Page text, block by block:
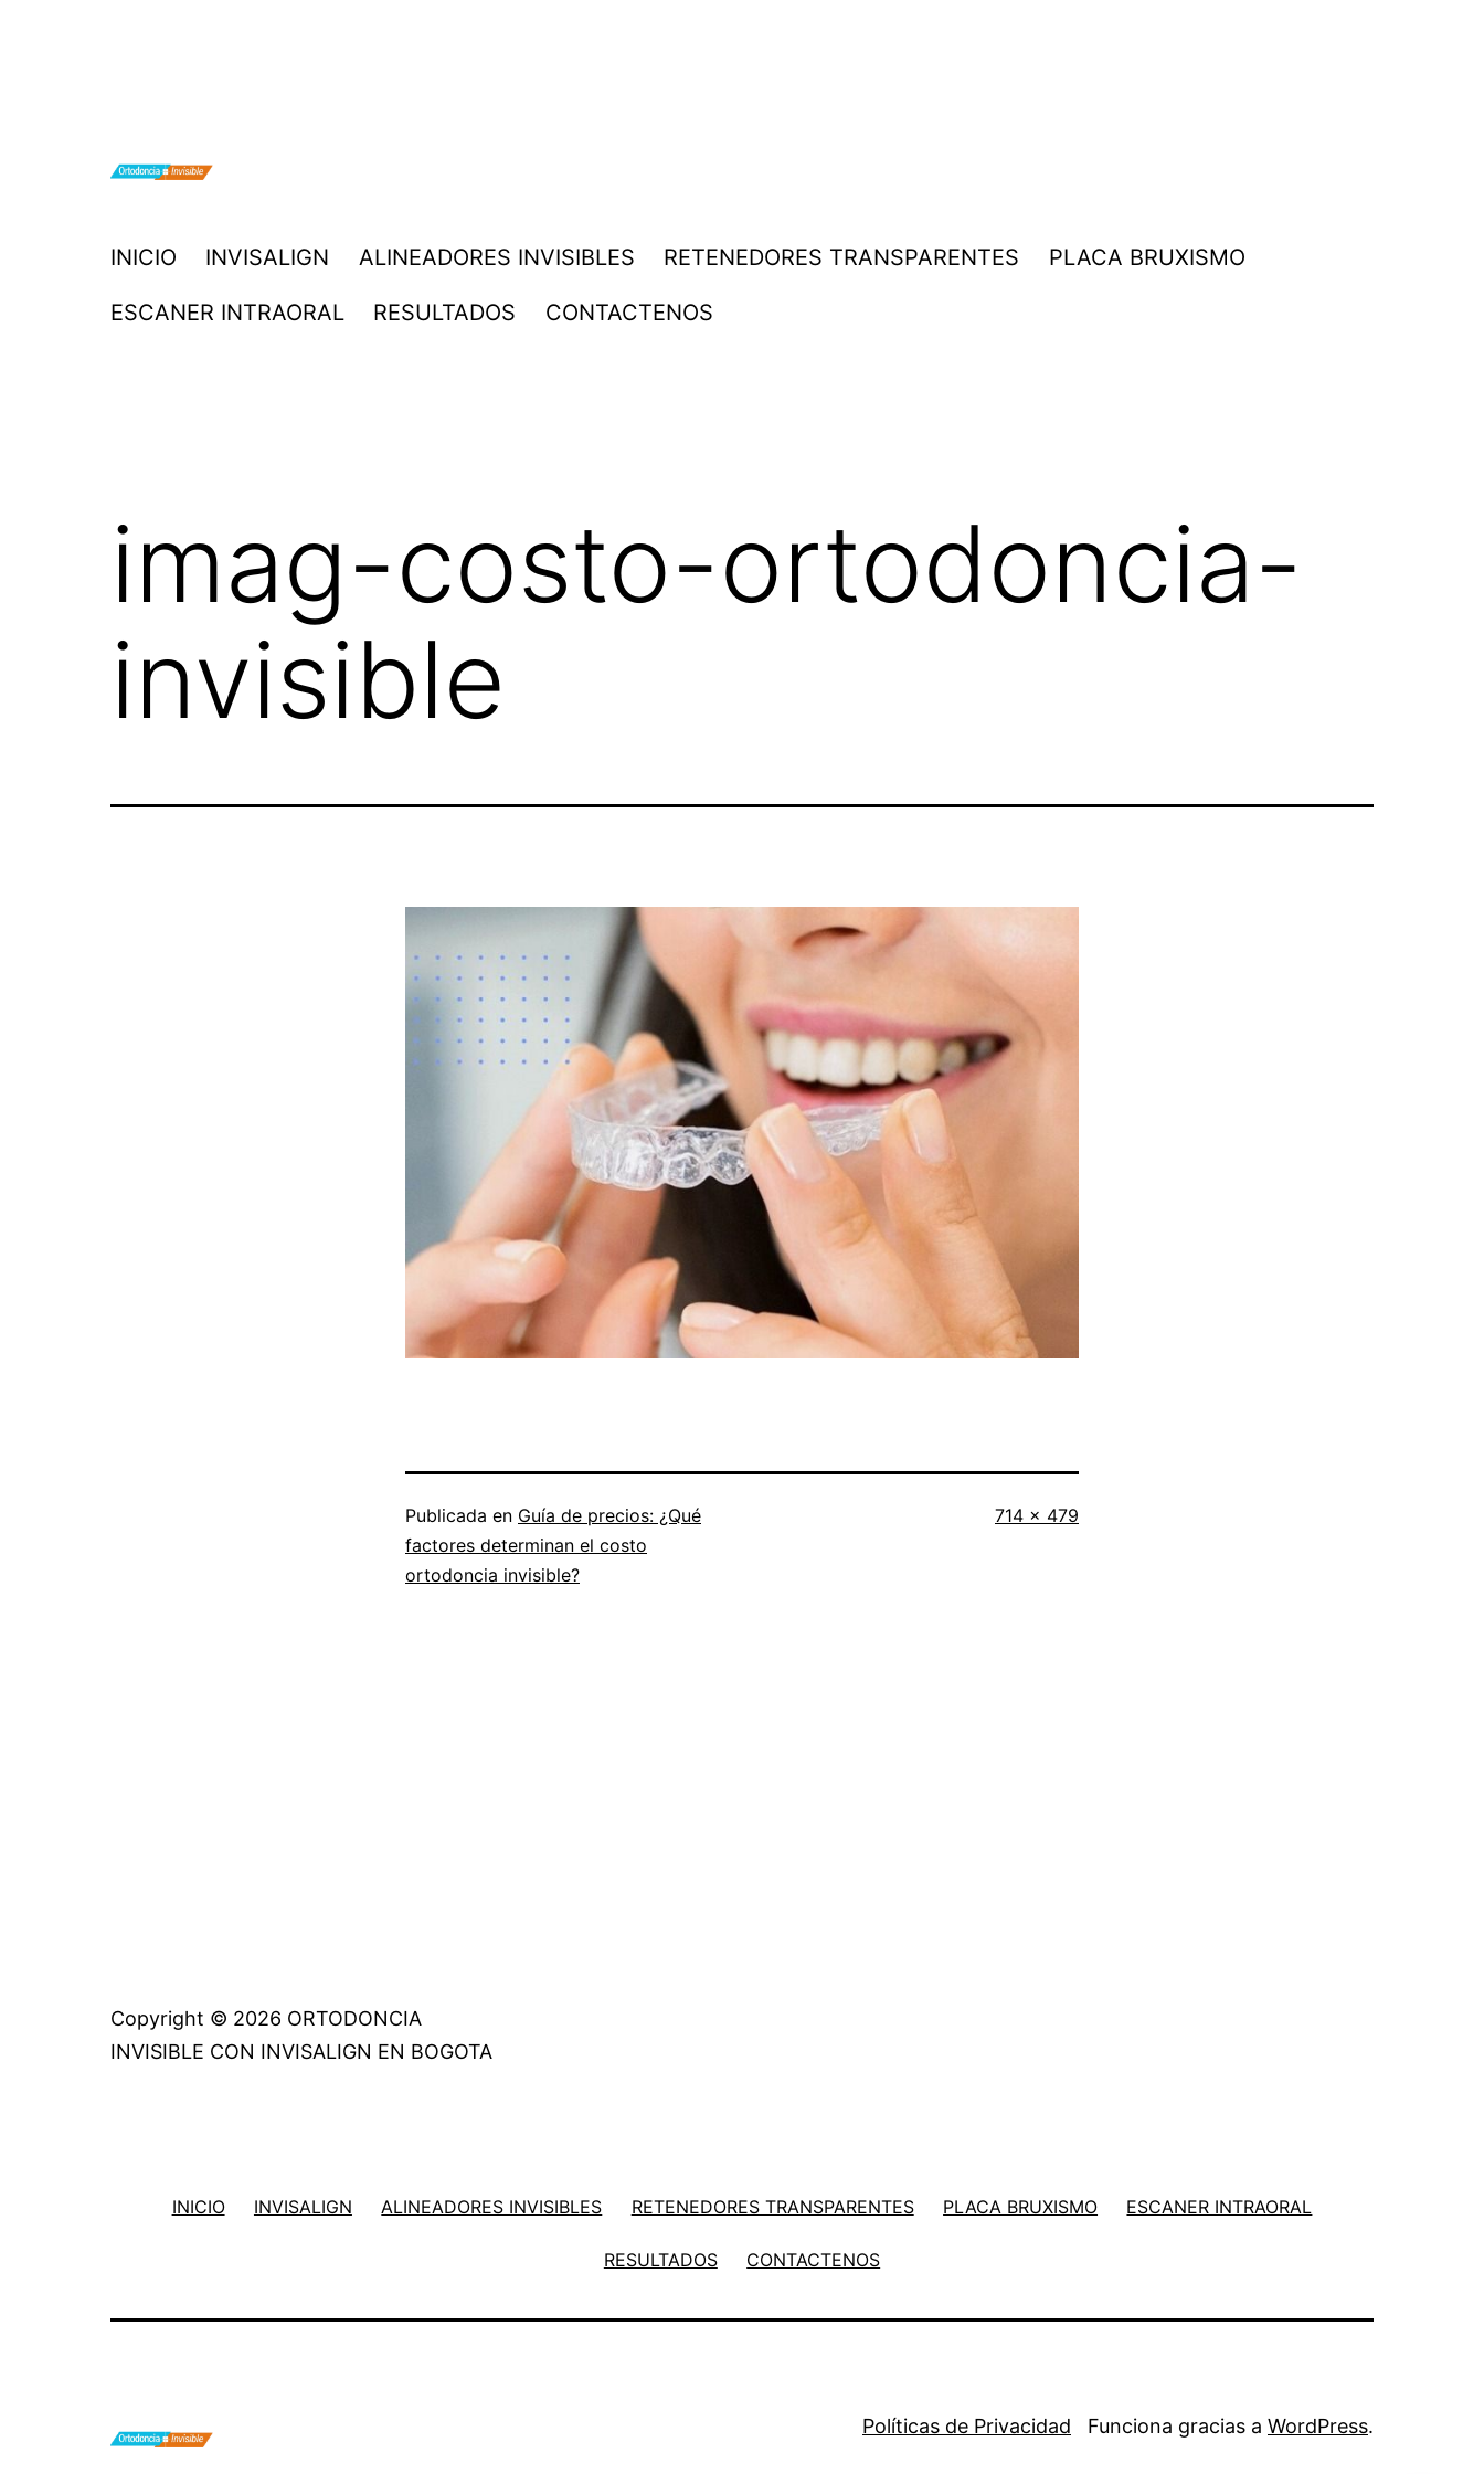
ORTODONCIA
INVISALIGN
INICIO INVISALIGN ALINEADORES INVISIBLES RETENEDORES TRANSPARENTES PLACA BRUXISMO
ESCANER INTRAORAL RESULTADOS CONTACTENOS
imag-costo-ortodoncia-
invisible
Publicada en Guía de precios: ¿Qué
factores determinan el costo
ortodoncia invisible?
Tamaño
714 × 479
Copyright © 2026 ORTODONCIA
INVISIBLE CON INVISALIGN EN BOGOTA
INICIO INVISALIGN ALINEADORES INVISIBLES RETENEDORES TRANSPARENTES PLACA BRUXISMO ESCANER INTRAORAL
RESULTADOS CONTACTENOS
Políticas de Privacidad Funciona gracias a WordPress.